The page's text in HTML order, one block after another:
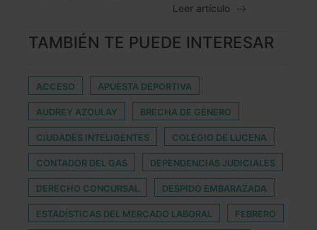
Leer artículo
TAMBIÉN TE PUEDE INTERESAR
ACCESO APUESTA DEPORTIVA
AUDREY AZOULAY BRECHA DE GÉNERO
CIUDADES INTELIGENTES COLEGIO DE LUCENA
CONTADOR DEL GAS DEPENDENCIAS JUDICIALES
DERECHO CONCURSAL DESPIDO EMBARAZADA
ESTADÍSTICAS DEL MERCADO LABORAL FEBRERO